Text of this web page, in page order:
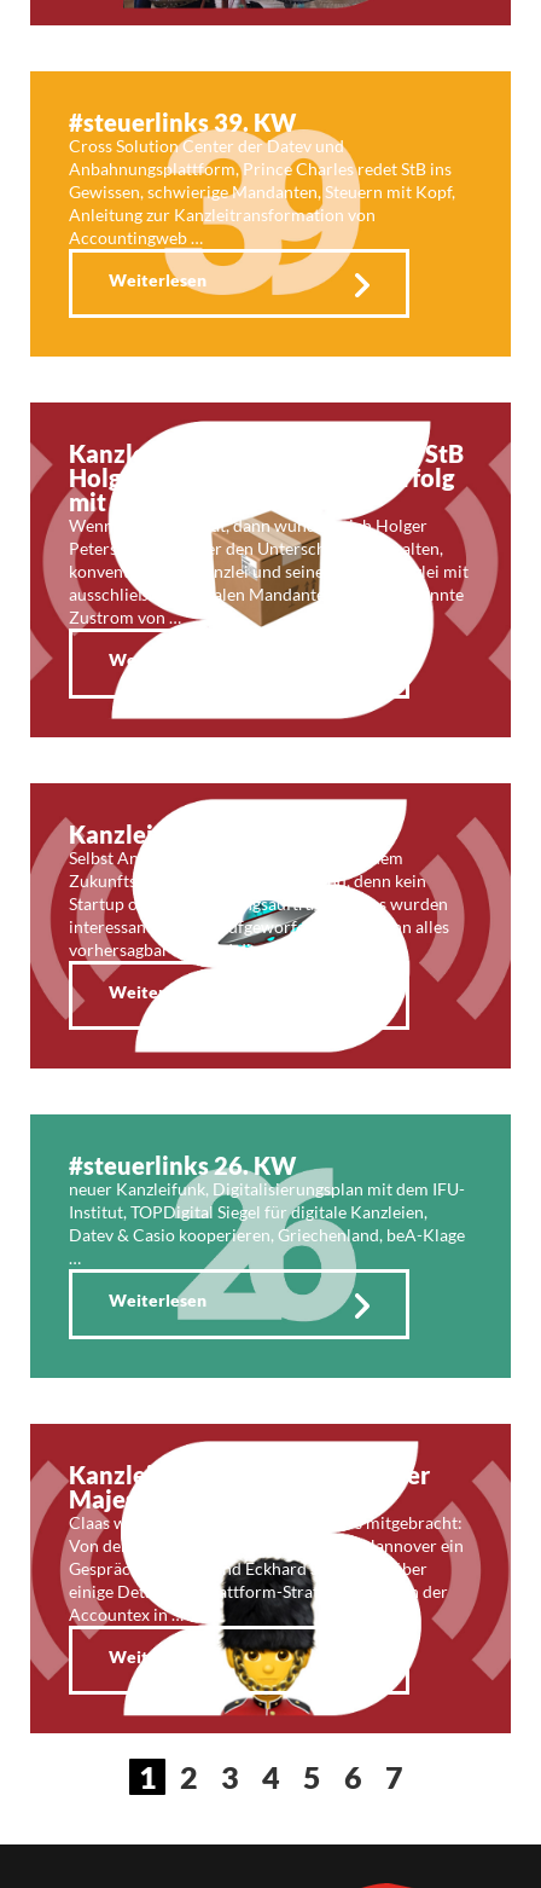
#steuerlinks 39. KW
Cross Solution Center der Datev und
Anbahnungsplattform, Prince Charles redet StB ins
Gewissen, schwierige Mandanten, Steuern mit Kopf,
Anleitung zur Kanzleitransformation von
Accountingweb …
Weiterlesen
Kanzleifunk 72: 3, 2, 1 – Holger. StB
Holger Petersen über seinen Erfolg
mit online-Händlern
Wenn er mal Zeit hat, dann wundert sich Holger
Petersen schon über den Unterschied seiner alten,
konventionellen Kanzlei und seiner neuen Kanzlei mit
ausschließlich digitalen Mandanten: Der unbekannte
Zustrom von …
Weiterlesen
Kanzleifunk 71: Abgehoben
Selbst Angela fand manche Vorträge auf dem
Zukunftskongress etwas anstrengend, denn kein
Startup ohne Weltrettungsauftrag. Aber es wurden
interessante Fragen aufgeworfen, etwa: Wenn alles
vorhersagbar ist, wird die Zukunft dann …
Weiterlesen
#steuerlinks 26. KW
neuer Kanzleifunk, Digitalisierungsplan mit dem IFU-
Institut, TOPDigital Siegel für digitale Kanzleien,
Datev & Casio kooperieren, Griechenland, beA-Klage
…
Weiterlesen
Kanzleifunk 66: Im Dienste Ihrer
Majestät
Claas war unterwegs und hat Souvenirs mitgebracht:
Von dem Regional-Infotag der Datev in Hannover ein
Gespräch mit Vorstand Eckhard Schwarzer über
einige Details der Plattform-Strategie. Und von der
Accountex in …
Weiterlesen
1 2 3 4 5 6 7